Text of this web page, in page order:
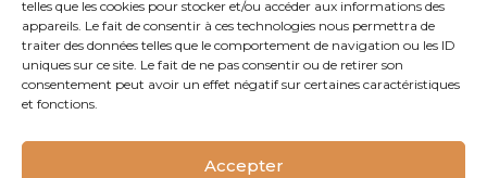
telles que les cookies pour stocker et/ou accéder aux informations des
appareils. Le fait de consentir à ces technologies nous permettra de
traiter des données telles que le comportement de navigation ou les ID
uniques sur ce site. Le fait de ne pas consentir ou de retirer son
consentement peut avoir un effet négatif sur certaines caractéristiques
et fonctions.
Accepter
Rédaction, photos et corrections : habitants et
associations du quartier
Mentions légales